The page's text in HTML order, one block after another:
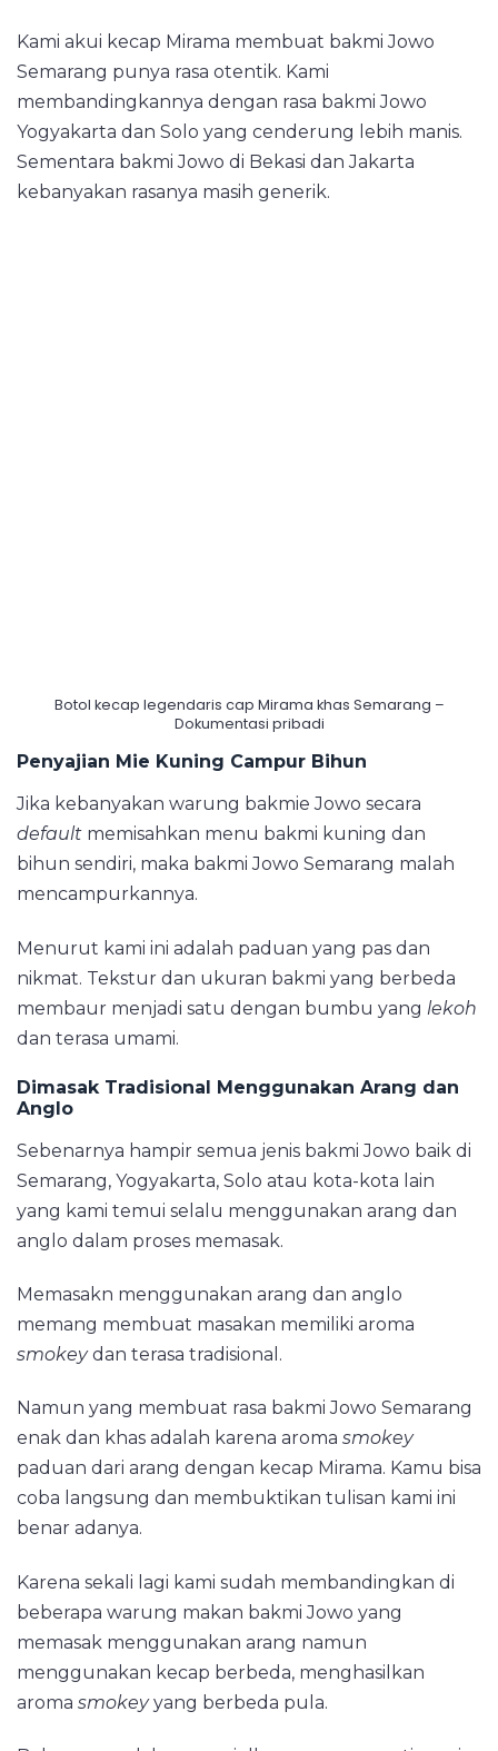
Kami akui kecap Mirama membuat bakmi Jowo
Semarang punya rasa otentik. Kami
membandingkannya dengan rasa bakmi Jowo
Yogyakarta dan Solo yang cenderung lebih manis.
Sementara bakmi Jowo di Bekasi dan Jakarta
kebanyakan rasanya masih generik.
Botol kecap legendaris cap Mirama khas Semarang –
Dokumentasi pribadi
Penyajian Mie Kuning Campur Bihun
Jika kebanyakan warung bakmie Jowo secara
default memisahkan menu bakmi kuning dan
bihun sendiri, maka bakmi Jowo Semarang malah
mencampurkannya.
Menurut kami ini adalah paduan yang pas dan
nikmat. Tekstur dan ukuran bakmi yang berbeda
membaur menjadi satu dengan bumbu yang lekoh
dan terasa umami.
Dimasak Tradisional Menggunakan Arang dan
Anglo
Sebenarnya hampir semua jenis bakmi Jowo baik di
Semarang, Yogyakarta, Solo atau kota-kota lain
yang kami temui selalu menggunakan arang dan
anglo dalam proses memasak.
Memasakn menggunakan arang dan anglo
memang membuat masakan memiliki aroma
smokeydan terasa tradisional.
Namun yang membuat rasa bakmi Jowo Semarang
enak dan khas adalah karena aroma smokey
paduan dari arang dengan kecap Mirama. Kamu bisa
coba langsung dan membuktikan tulisan kami ini
benar adanya.
Karena sekali lagi kami sudah membandingkan di
beberapa warung makan bakmi Jowo yang
memasak menggunakan arang namun
menggunakan kecap berbeda, menghasilkan
aroma smokeyyang berbeda pula.